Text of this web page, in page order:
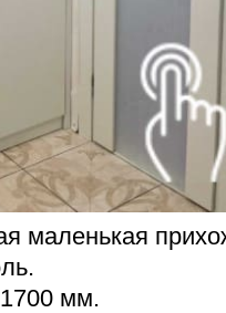
маленькая
1700 мм.